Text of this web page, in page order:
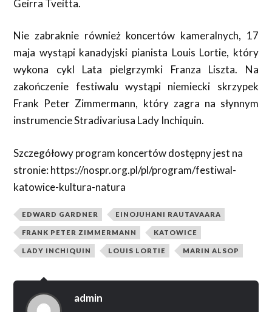
Geirra Tveitta.
Nie zabraknie również koncertów kameralnych, 17
maja wystąpi kanadyjski pianista Louis Lortie, który
wykona cykl Lata pielgrzymki Franza Liszta. Na
zakończenie festiwalu wystąpi niemiecki skrzypek
Frank Peter Zimmermann, który zagra na słynnym
instrumencie Stradivariusa Lady Inchiquin.
Szczegółowy program koncertów dostępny jest na
stronie: https://nospr.org.pl/pl/program/festiwal-
katowice-kultura-natura
EDWARD GARDNER EINOJUHANI RAUTAVAARA
FRANK PETER ZIMMERMANN KATOWICE
LADY INCHIQUIN LOUIS LORTIE MARIN ALSOP
admin